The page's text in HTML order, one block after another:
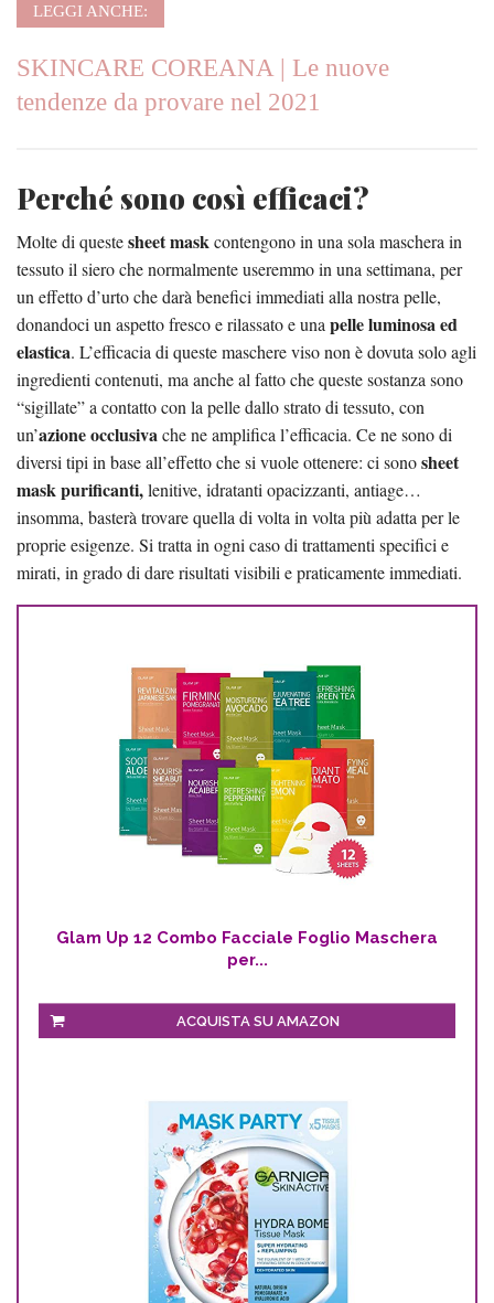
LEGGI ANCHE:
SKINCARE COREANA | Le nuove
tendenze da provare nel 2021
Perché sono così efficaci?
Molte di questesheet maskcontengono in una sola maschera in
tessuto il siero che normalmente useremmo in una settimana, per
un effetto d’urto che darà benefici immediati alla nostra pelle,
donandoci un aspetto fresco e rilassato e unapelle luminosa ed
elastica. L’efficacia di queste maschere viso non è dovuta solo agli
ingredienti contenuti, ma anche al fatto che queste sostanza sono
“sigillate” a contatto con la pelle dallo strato di tessuto, con
un’azione occlusivache ne amplifica l’efficacia. Ce ne sono di
diversi tipi in base all’effetto che si vuole ottenere: ci sonosheet
mask purificanti,lenitive, idratanti opacizzanti, antiage…
insomma, basterà trovare quella di volta in volta più adatta per le
proprie esigenze. Si tratta in ogni caso di trattamenti specifici e
mirati, in grado di dare risultati visibili e praticamente immediati.
Glam Up 12 Combo Facciale Foglio Maschera
per...
ACQUISTA SU AMAZON